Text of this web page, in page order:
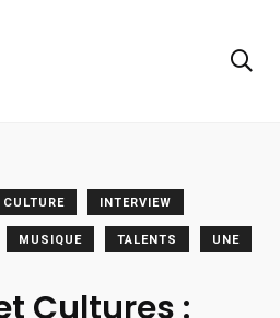
CULTURE INTERVIEW
MUSIQUE TALENTS UNE
Cultures :